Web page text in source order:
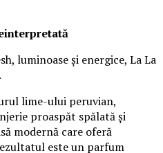
luminoase și energice, La La
lime-ului peruvian,
proaspăt spălată și
modernă care oferă
este un parfum